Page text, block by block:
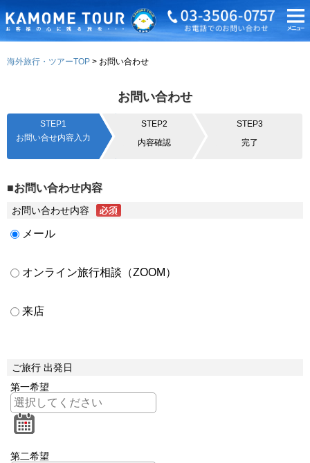
海外旅行・ツアーTOP お問い合わせ
お問い合わせ
STEP1
お問い合せ内容入力
STEP2
内容確認
STEP3
完了
■お問い合わせ内容
お問い合わせ内容
メール
オンライン旅行相談（ZOOM）
来店
ご旅行 出発日
第一希望
第二希望